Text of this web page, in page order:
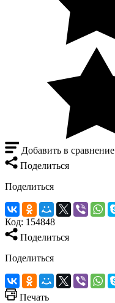
Добавить в сравнение
Поделиться
Поделиться
Код: 154848
Поделиться
Поделиться
Печать